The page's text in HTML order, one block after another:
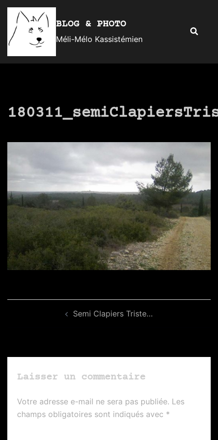
Aller
contenu
BLOG & PHOTO
Méli-Mélo Kassistémien
d’article Semi Clapiers Triste…
Laisser un commentaire
Votre adresse e-mail ne sera pas publiée. Les
champs obligatoires sont indiqués avec *